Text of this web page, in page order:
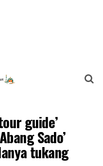
guide’
Sado’
tukang